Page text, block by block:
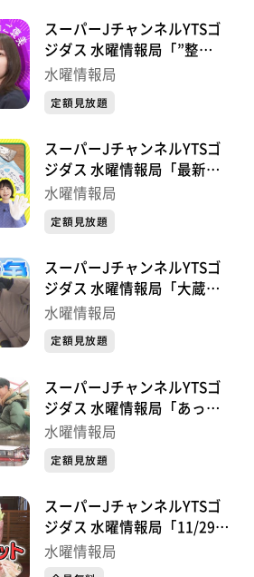
スーパーJチャンネルYTSゴ
ジダス 水曜情報局「”整
う”自分へのご褒美」
水曜情報局
定額見放題
スーパーJチャンネルYTSゴ
ジダス 水曜情報局「最新お
すすめ防災グッズ」
水曜情報局
定額見放題
スーパーJチャンネルYTSゴ
ジダス 水曜情報局「大蔵村
肘折の「地面出し競争」に参
水曜情報局
定額見放題
スーパーJチャンネルYTSゴ
ジダス 水曜情報局「あった
かアウトドア特集」
水曜情報局
定額見放題
スーパーJチャンネルYTSゴ
ジダス 水曜情報局「11/29い
い肉の日 話題の肉スポッ
水曜情報局